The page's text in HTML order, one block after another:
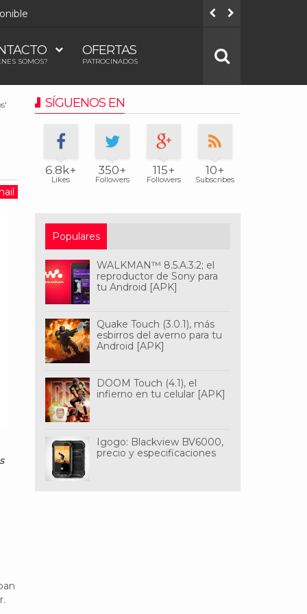
SOMOS?
OFERTAS
PATROCINADOS
SÍGUENOS EN
6.8k+
Likes
350+
Followers
115+
Followers
10+
Subscribes
Populares
WALKMAN™ 8.5.A.3.2; el
reproductor de Sony para
tu Android [APK]
Quake Touch (3.0.1), más
esbirros del averno para tu
Android [APK]
DOOM Touch (4.1), el
infierno en tu celular [APK]
Igogo: Blackview BV6000,
precio y especificaciones